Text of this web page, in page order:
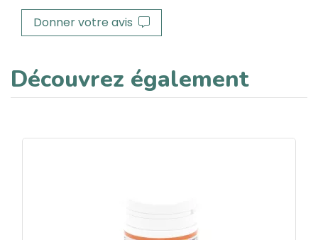
Donner votre avis
Découvrez également